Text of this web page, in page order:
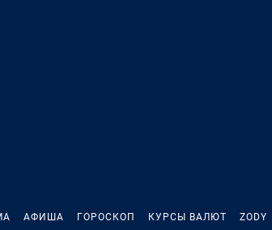
АФИША ГОРОСКОП КУРСЫ ВАЛЮТ ZODY